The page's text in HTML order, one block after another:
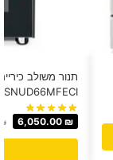
₪ 6,050.00 ₪